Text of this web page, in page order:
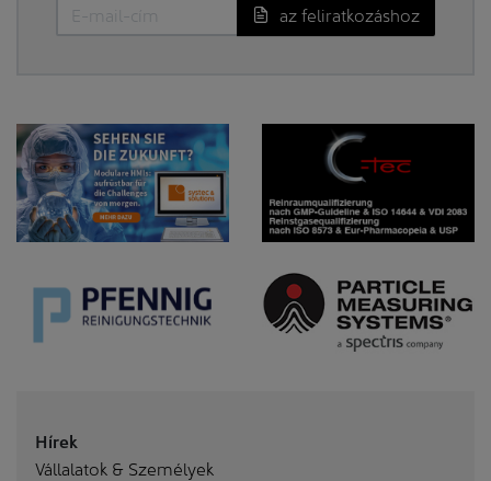
az feliratkozáshoz
Hírek
Vállalatok & Személyek